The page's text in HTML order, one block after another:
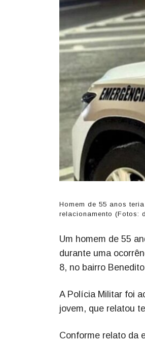
Homem de 55 anos
relacionamento (Fotos:
Um homem de 55
durante uma
8, no bairro
A Polícia Militar foi
jovem, que relatou
Conforme relato da